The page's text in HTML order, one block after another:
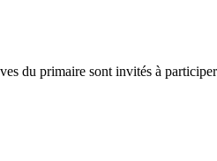
du primaire sont invités à